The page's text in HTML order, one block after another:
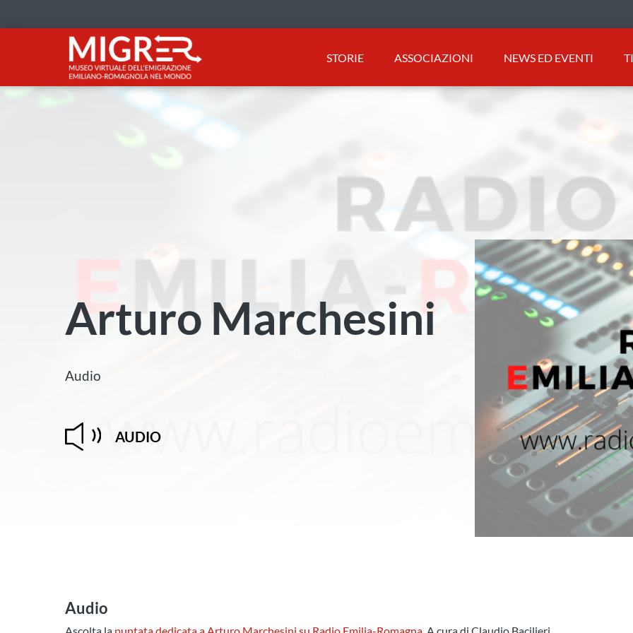
STORIE ASSOCIAZIONI NEWS ED EVENTI
Arturo Marchesini
Audio
AUDIO
Audio